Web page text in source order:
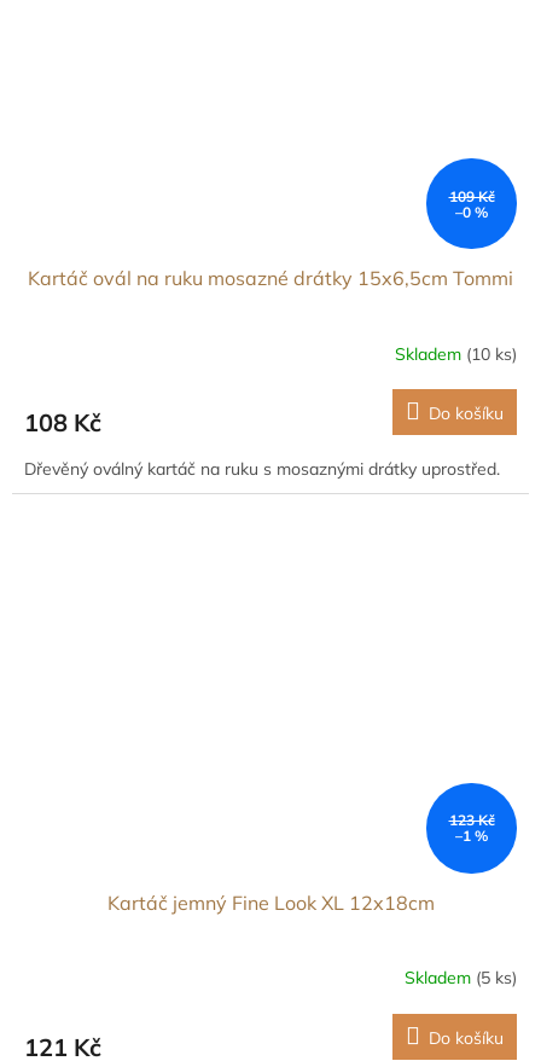
109 Kč
–0 %
Kartáč ovál na ruku mosazné drátky 15x6,5cm Tommi
Skladem (10 ks)
108 Kč Do košíku
Dřevěný oválný kartáč na ruku s mosaznými drátky uprostřed.
123 Kč
–1 %
Kartáč jemný Fine Look XL 12x18cm
Skladem (5 ks)
121 Kč Do košíku